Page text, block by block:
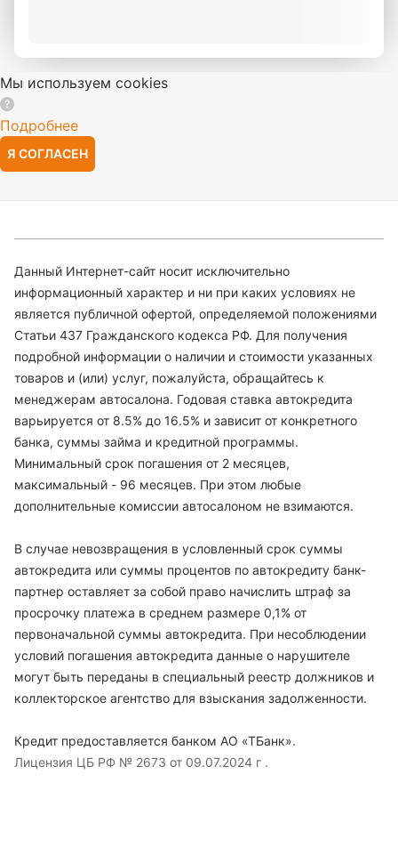
Мы используем cookies
Подробнее
Я СОГЛАСЕН
Данный Интернет-сайт носит исключительно
информационный характер и ни при каких условиях не
является публичной офертой, определяемой положениями
Статьи 437 Гражданского кодекса РФ. Для получения
подробной информации о наличии и стоимости указанных
товаров и (или) услуг, пожалуйста, обращайтесь к
менеджерам автосалона. Годовая ставка автокредита
варьируется от 8.5% до 16.5% и зависит от конкретного
банка, суммы займа и кредитной программы.
Минимальный срок погашения от 2 месяцев,
максимальный - 96 месяцев. При этом любые
дополнительные комиссии автосалоном не взимаются.
В случае невозвращения в условленный срок суммы
автокредита или суммы процентов по автокредиту банк-
партнер оставляет за собой право начислить штраф за
просрочку платежа в среднем размере 0,1% от
первоначальной суммы автокредита. При несоблюдении
условий погашения автокредита данные о нарушителе
могут быть переданы в специальный реестр должников и
коллекторское агентство для взыскания задолженности.
Кредит предоставляется банком АО «ТБанк».
Лицензия ЦБ РФ № 2673 от 09.07.2024 г .